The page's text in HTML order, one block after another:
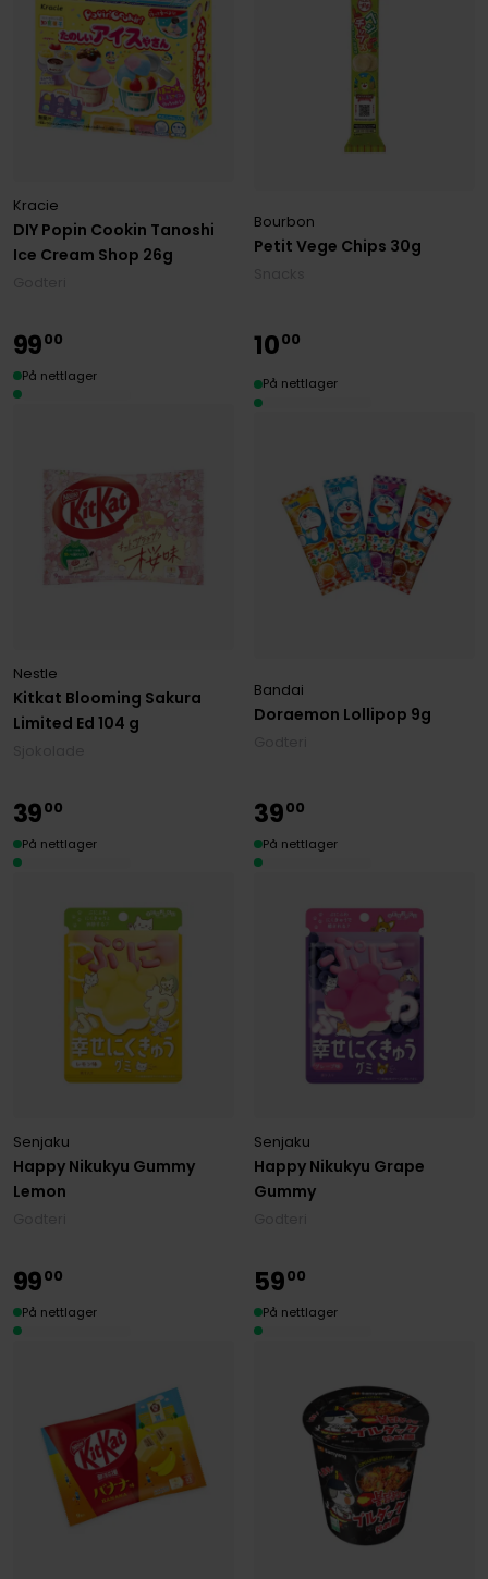
DIY Popin Cookin Tanoshi
Ice Cream Shop 26g
Kracie
Petit Vege Chips 30g
Bourbon
Kitkat Blooming Sakura
Limited Ed 104 g
Nestle
9900
På nettlager
Doraemon Lollipop 9g
Bandai
1000
På nettlager
Happy Nikukyu Gummy
Lemon
Senjaku
3900
På nettlager
Happy Nikukyu Grape
Gummy
Senjaku
3900
På nettlager
9900
På nettlager
5900
På nettlager